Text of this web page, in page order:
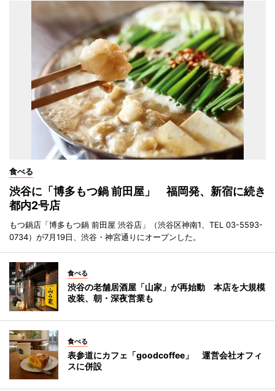
食べる
渋谷に「博多もつ鍋 前田屋」 福岡発、新宿に続き
都内2号店
もつ鍋店「博多もつ鍋 前田屋 渋谷店」（渋谷区神南1、TEL 03-5593-
0734）が7月19日、渋谷・神宮通りにオープンした。
食べる
渋谷の老舗居酒屋「山家」が再始動 本店を大規模
改装、朝・深夜営業も
食べる
表参道にカフェ「goodcoffee」 運営会社オフィ
スに併設